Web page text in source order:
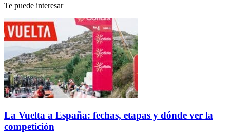
Te puede interesar
La Vuelta a España: fechas, etapas y dónde ver la
competición